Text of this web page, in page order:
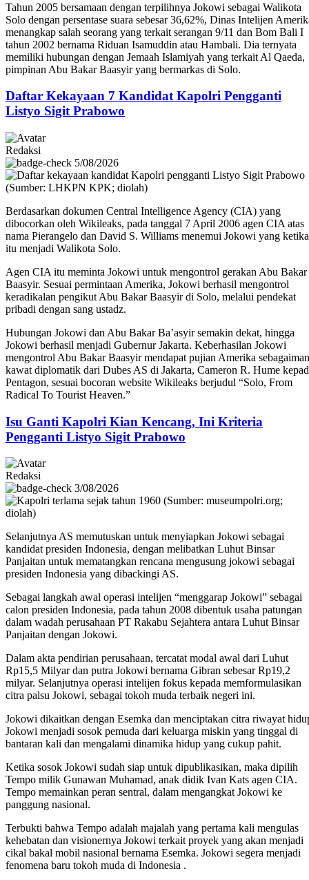
Tahun 2005 bersamaan dengan terpilihnya Jokowi sebagai Walikota
Solo dengan persentase suara sebesar 36,62%, Dinas Intelijen
menangkap salah seorang yang terkait serangan 9/11 dan Bom Bali I
tahun 2002 bernama Riduan Isamuddin atau Hambali. Dia ternyata
memiliki hubungan dengan Jemaah Islamiyah yang terkait Al Qaeda,
pimpinan Abu Bakar Baasyir yang bermarkas di Solo.
Daftar Kekayaan 7 Kandidat Kapolri Pengganti
Listyo Sigit Prabowo
Redaksi
5/08/2026
Berdasarkan dokumen Central Intelligence Agency (CIA) yang
dibocorkan oleh Wikileaks, pada tanggal 7 April 2006 agen CIA atas
nama Pierangelo dan David S. Williams menemui Jokowi yang ketika
itu menjadi Walikota Solo.
Agen CIA itu meminta Jokowi untuk mengontrol gerakan Abu Bakar
Baasyir. Sesuai permintaan Amerika, Jokowi berhasil mengontrol
keradikalan pengikut Abu Bakar Baasyir di Solo, melalui pendekat
pribadi dengan sang ustadz.
Hubungan Jokowi dan Abu Bakar Ba’asyir semakin dekat, hingga
Jokowi berhasil menjadi Gubernur Jakarta. Keberhasilan Jokowi
mengontrol Abu Bakar Baasyir mendapat pujian Amerika
kawat diplomatik dari Dubes AS di Jakarta, Cameron R. Hume
Pentagon, sesuai bocoran website Wikileaks berjudul “Solo, From
Radical To Tourist Heaven.”
Isu Ganti Kapolri Kian Kencang, Ini Kriteria
Pengganti Listyo Sigit Prabowo
Redaksi
3/08/2026
Selanjutnya AS memutuskan untuk menyiapkan Jokowi sebagai
kandidat presiden Indonesia, dengan melibatkan Luhut Binsar
Panjaitan untuk mematangkan rencana mengusung jokowi sebagai
presiden Indonesia yang dibackingi AS.
Sebagai langkah awal operasi intelijen “menggarap Jokowi” sebagai
calon presiden Indonesia, pada tahun 2008 dibentuk usaha patungan
dalam wadah perusahaan PT Rakabu Sejahtera antara Luhut Binsar
Panjaitan dengan Jokowi.
Dalam akta pendirian perusahaan, tercatat modal awal dari Luhut
Rp15,5 Milyar dan putra Jokowi bernama Gibran sebesar Rp19,2
milyar. Selanjutnya operasi intelijen fokus kepada memformulasikan
citra palsu Jokowi, sebagai tokoh muda terbaik negeri ini.
Jokowi dikaitkan dengan Esemka dan menciptakan citra riwayat
Jokowi menjadi sosok pemuda dari keluarga miskin yang tinggal di
bantaran kali dan mengalami dinamika hidup yang cukup pahit.
Ketika sosok Jokowi sudah siap untuk dipublikasikan, maka dipilih
Tempo milik Gunawan Muhamad, anak didik Ivan Kats agen CIA.
Tempo memainkan peran sentral, dalam mengangkat Jokowi ke
panggung nasional.
Terbukti bahwa Tempo adalah majalah yang pertama kali mengulas
kehebatan dan visionernya Jokowi terkait proyek yang akan menjadi
cikal bakal mobil nasional bernama Esemka. Jokowi segera menjadi
fenomena baru tokoh muda di Indonesia .